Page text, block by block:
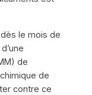
le mois de
de
de
contre ce